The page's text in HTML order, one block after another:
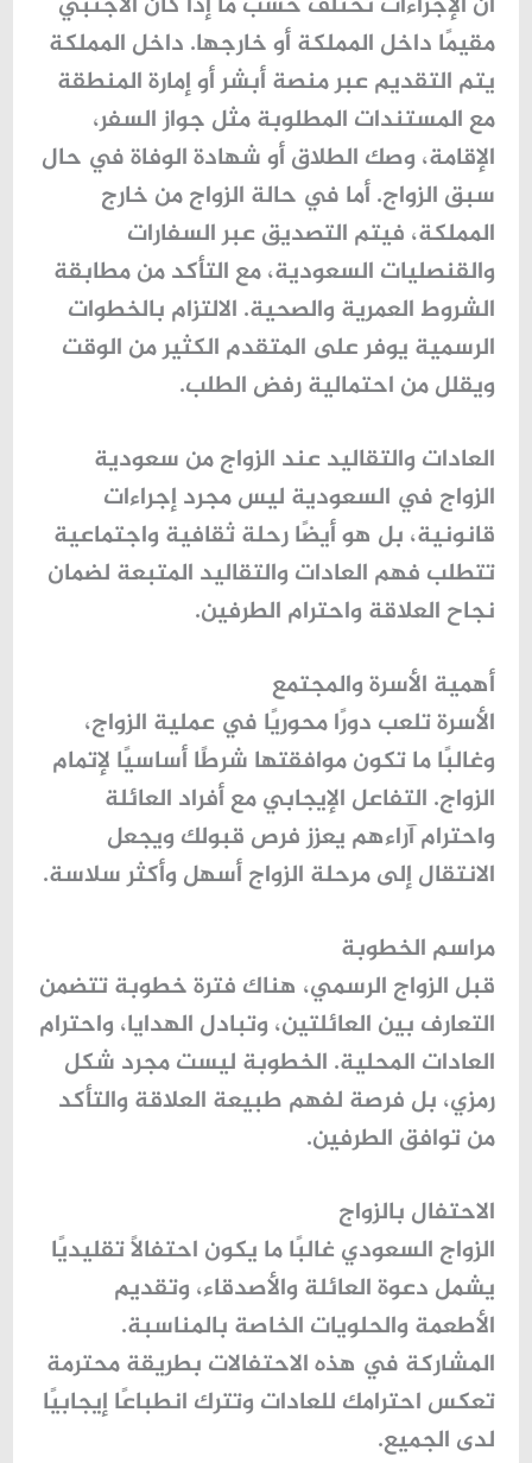
مقيمًا داخل المملكة أو خارجها. داخل المملكة
يتم التقديم عبر منصة أبشر أو إمارة المنطقة
مع المستندات المطلوبة مثل جواز السفر،
الإقامة، وصك الطلاق أو شهادة الوفاة في حال
سبق الزواج. أما في حالة الزواج من خارج
المملكة، فيتم التصديق عبر السفارات
والقنصليات السعودية، مع التأكد من مطابقة
الشروط العمرية والصحية. الالتزام بالخطوات
الرسمية يوفر على المتقدم الكثير من الوقت
ويقلل من احتمالية رفض الطلب.
العادات والتقاليد عند الزواج من سعودية
الزواج في السعودية ليس مجرد إجراءات
قانونية، بل هو أيضًا رحلة ثقافية واجتماعية
تتطلب فهم العادات والتقاليد المتبعة لضمان
نجاح العلاقة واحترام الطرفين.
أهمية الأسرة والمجتمع
الأسرة تلعب دورًا محوريًا في عملية الزواج،
وغالبًا ما تكون موافقتها شرطًا أساسيًا لإتمام
الزواج. التفاعل الإيجابي مع أفراد العائلة
واحترام آراءهم يعزز فرص قبولك ويجعل
الانتقال إلى مرحلة الزواج أسهل وأكثر سلاسة.
مراسم الخطوبة
قبل الزواج الرسمي، هناك فترة خطوبة تتضمن
التعارف بين العائلتين، وتبادل الهدايا، واحترام
العادات المحلية. الخطوبة ليست مجرد شكل
رمزي، بل فرصة لفهم طبيعة العلاقة والتأكد
من توافق الطرفين.
الاحتفال بالزواج
الزواج السعودي غالبًا ما يكون احتفالًا تقليديًا
يشمل دعوة العائلة والأصدقاء، وتقديم
الأطعمة والحلويات الخاصة بالمناسبة.
المشاركة في هذه الاحتفالات بطريقة محترمة
تعكس احترامك للعادات وتترك انطباعًا إيجابيًا
لدى الجميع.